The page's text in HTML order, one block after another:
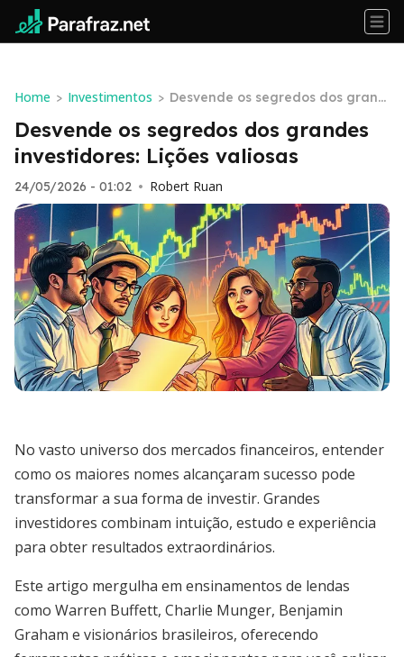
Home > Investimentos > Desvende os segredos dos grand
es investidores: Lições valiosas
Desvende os segredos dos grandes
investidores: Lições valiosas
24/05/2026 - 01:02 • Robert Ruan
No vasto universo dos mercados financeiros, entender
como os maiores nomes alcançaram sucesso pode
transformar a sua forma de investir. Grandes
investidores combinam intuição, estudo e experiência
para obter resultados extraordinários.
Este artigo mergulha em ensinamentos de lendas
como Warren Buffett, Charlie Munger, Benjamin
Graham e visionários brasileiros, oferecendo